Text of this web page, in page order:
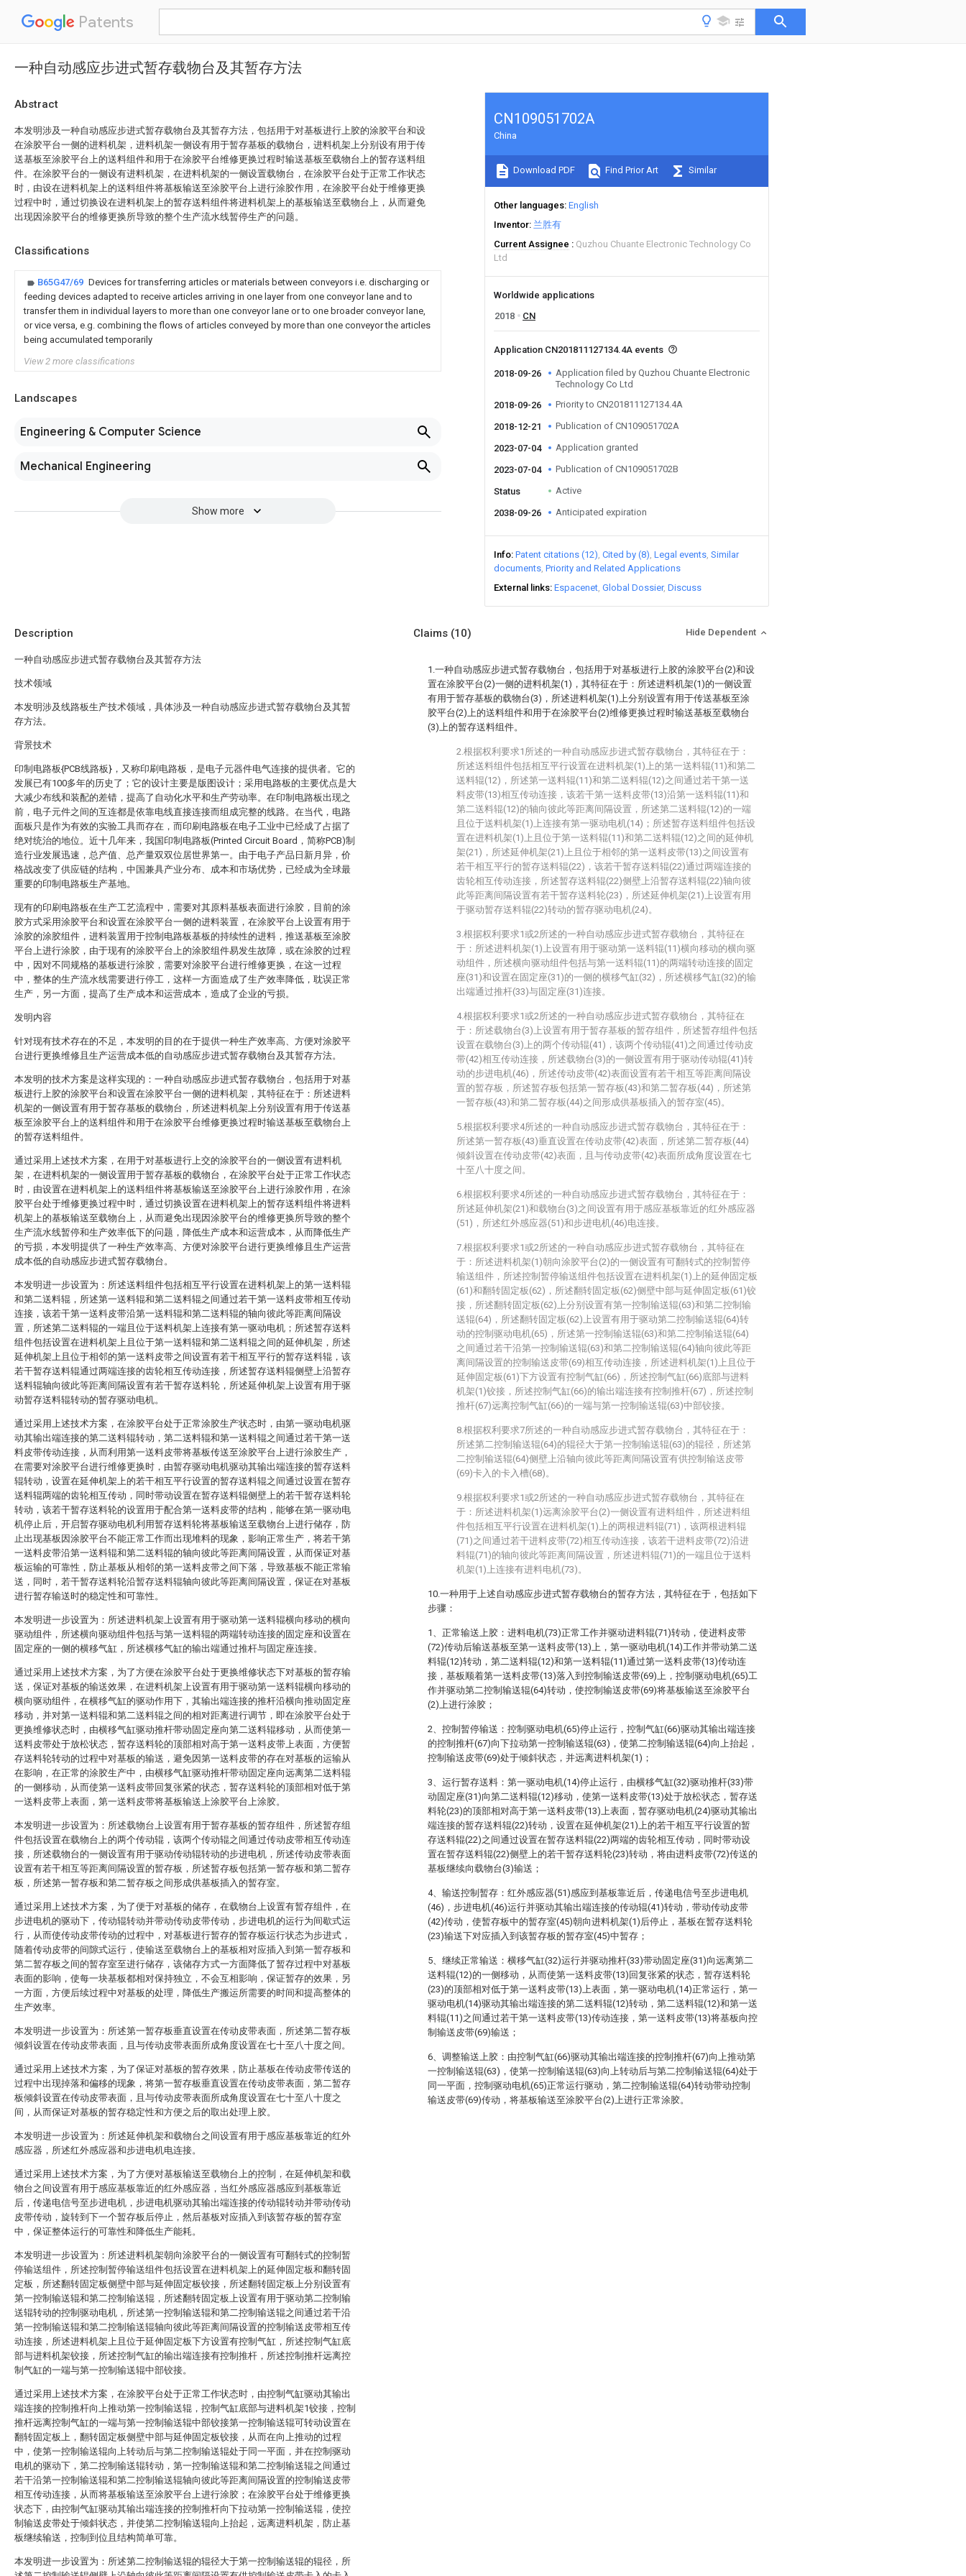
Patents
一种自动感应步进式暂存载物台及其暂存方法
Abstract
本发明涉及一种自动感应步进式暂存载物台及其暂存方法，包括用于对基板进行上胶的涂胶平台和设
在涂胶平台一侧的进料机架，进料机架一侧设有用于暂存基板的载物台，进料机架上分别设有用于传
送基板至涂胶平台上的送料组件和用于在涂胶平台维修更换过程时输送基板至载物台上的暂存送料组
件。在涂胶平台的一侧设有进料机架，在进料机架的一侧设置载物台，在涂胶平台处于正常工作状态
时，由设在进料机架上的送料组件将基板输送至涂胶平台上进行涂胶作用，在涂胶平台处于维修更换
过程中时，通过切换设在进料机架上的暂存送料组件将进料机架上的基板输送至载物台上，从而避免
出现因涂胶平台的维修更换所导致的整个生产流水线暂停生产的问题。
Classifications
B65G47/69 Devices for transferring articles or materials between conveyors i.e. discharging or
feeding devices adapted to receive articles arriving in one layer from one conveyor lane and to
transfer them in individual layers to more than one conveyor lane or to one broader conveyor lane,
or vice versa, e.g. combining the flows of articles conveyed by more than one conveyor the articles
being accumulated temporarily
View 2 more classifications
Landscapes
Engineering & Computer Science
Mechanical Engineering
Show more
CN109051702A
China
Download PDF Find Prior Art Similar
Other languages English
Inventor 兰胜有
Current Assignee
Quzhou Chuante Electronic Technology Co
Ltd
Worldwide applications
2018
CN
Application CN201811127134.4A events
2018-09-26
Application filed by Quzhou Chuante Electronic
Technology Co Ltd
2018-09-26
Priority to CN201811127134.4A
2018-12-21 Publication of CN109051702A
2023-07-04 Application granted
2023-07-04 Publication of CN109051702B
Status Active
2038-09-26 Anticipated expiration
Info Patent citations (12) Cited by (8) Legal events Similar
documents Priority and Related Applications
External links Espacenet Global Dossier Discuss
Description
一种自动感应步进式暂存载物台及其暂存方法
技术领域
本发明涉及线路板生产技术领域，具体涉及一种自动感应步进式暂存载物台及其暂
存方法。
背景技术
印制电路板{PCB线路板}，又称印刷电路板，是电子元器件电气连接的提供者。它的
发展已有100多年的历史了；它的设计主要是版图设计；采用电路板的主要优点是大
大减少布线和装配的差错，提高了自动化水平和生产劳动率。在印制电路板出现之
前，电子元件之间的互连都是依靠电线直接连接而组成完整的线路。在当代，电路
面板只是作为有效的实验工具而存在，而印刷电路板在电子工业中已经成了占据了
绝对统治的地位。近十几年来，我国印制电路板(Printed Circuit Board，简称PCB)制
造行业发展迅速，总产值、总产量双双位居世界第一。由于电子产品日新月异，价
格战改变了供应链的结构，中国兼具产业分布、成本和市场优势，已经成为全球最
重要的印制电路板生产基地。
现有的印刷电路板在生产工艺流程中，需要对其原料基板表面进行涂胶，目前的涂
胶方式采用涂胶平台和设置在涂胶平台一侧的进料装置，在涂胶平台上设置有用于
涂胶的涂胶组件，进料装置用于控制电路板基板的持续性的进料，推送基板至涂胶
平台上进行涂胶，由于现有的涂胶平台上的涂胶组件易发生故障，或在涂胶的过程
中，因对不同规格的基板进行涂胶，需要对涂胶平台进行维修更换，在这一过程
中，整体的生产流水线需要进行停工，这样一方面造成了生产效率降低，耽误正常
生产，另一方面，提高了生产成本和运营成本，造成了企业的亏损。
发明内容
针对现有技术存在的不足，本发明的目的在于提供一种生产效率高、方便对涂胶平
台进行更换维修且生产运营成本低的自动感应步进式暂存载物台及其暂存方法。
本发明的技术方案是这样实现的：一种自动感应步进式暂存载物台，包括用于对基
板进行上胶的涂胶平台和设置在涂胶平台一侧的进料机架，其特征在于：所述进料
机架的一侧设置有用于暂存基板的载物台，所述进料机架上分别设置有用于传送基
板至涂胶平台上的送料组件和用于在涂胶平台维修更换过程时输送基板至载物台上
的暂存送料组件。
通过采用上述技术方案，在用于对基板进行上交的涂胶平台的一侧设置有进料机
架，在进料机架的一侧设置用于暂存基板的载物台，在涂胶平台处于正常工作状态
时，由设置在进料机架上的送料组件将基板输送至涂胶平台上进行涂胶作用，在涂
胶平台处于维修更换过程中时，通过切换设置在进料机架上的暂存送料组件将进料
机架上的基板输送至载物台上，从而避免出现因涂胶平台的维修更换所导致的整个
生产流水线暂停和生产效率低下的问题，降低生产成本和运营成本，从而降低生产
的亏损，本发明提供了一种生产效率高、方便对涂胶平台进行更换维修且生产运营
成本低的自动感应步进式暂存载物台。
本发明进一步设置为：所述送料组件包括相互平行设置在进料机架上的第一送料辊
和第二送料辊，所述第一送料辊和第二送料辊之间通过若干第一送料皮带相互传动
连接，该若干第一送料皮带沿第一送料辊和第二送料辊的轴向彼此等距离间隔设
置，所述第二送料辊的一端且位于送料机架上连接有第一驱动电机；所述暂存送料
组件包括设置在进料机架上且位于第一送料辊和第二送料辊之间的延伸机架，所述
延伸机架上且位于相邻的第一送料皮带之间设置有若干相互平行的暂存送料辊，该
若干暂存送料辊通过两端连接的齿轮相互传动连接，所述暂存送料辊侧壁上沿暂存
送料辊轴向彼此等距离间隔设置有若干暂存送料轮，所述延伸机架上设置有用于驱
动暂存送料辊转动的暂存驱动电机。
通过采用上述技术方案，在涂胶平台处于正常涂胶生产状态时，由第一驱动电机驱
动其输出端连接的第二送料辊转动，第二送料辊和第一送料辊之间通过若干第一送
料皮带传动连接，从而利用第一送料皮带将基板传送至涂胶平台上进行涂胶生产，
在需要对涂胶平台进行维修更换时，由暂存驱动电机驱动其输出端连接的暂存送料
辊转动，设置在延伸机架上的若干相互平行设置的暂存送料辊之间通过设置在暂存
送料辊两端的齿轮相互传动，同时带动设置在暂存送料辊侧壁上的若干暂存送料轮
转动，该若干暂存送料轮的设置用于配合第一送料皮带的结构，能够在第一驱动电
机停止后，开启暂存驱动电机利用暂存送料轮将基板输送至载物台上进行储存，防
止出现基板因涂胶平台不能正常工作而出现堆料的现象，影响正常生产，将若干第
一送料皮带沿第一送料辊和第二送料辊的轴向彼此等距离间隔设置，从而保证对基
板运输的可靠性，防止基板从相邻的第一送料皮带之间下落，导致基板不能正常输
送，同时，若干暂存送料轮沿暂存送料辊轴向彼此等距离间隔设置，保证在对基板
进行暂存输送时的稳定性和可靠性。
本发明进一步设置为：所述进料机架上设置有用于驱动第一送料辊横向移动的横向
驱动组件，所述横向驱动组件包括与第一送料辊的两端转动连接的固定座和设置在
固定座的一侧的横移气缸，所述横移气缸的输出端通过推杆与固定座连接。
通过采用上述技术方案，为了方便在涂胶平台处于更换维修状态下对基板的暂存输
送，保证对基板的输送效果，在进料机架上设置有用于驱动第一送料辊横向移动的
横向驱动组件，在横移气缸的驱动作用下，其输出端连接的推杆沿横向推动固定座
移动，并对第一送料辊和第二送料辊之间的相对距离进行调节，即在涂胶平台处于
更换维修状态时，由横移气缸驱动推杆带动固定座向第二送料辊移动，从而使第一
送料皮带处于放松状态，暂存送料轮的顶部相对高于第一送料皮带上表面，方便暂
存送料轮转动的过程中对基板的输送，避免因第一送料皮带的存在对基板的运输从
在影响，在正常的涂胶生产中，由横移气缸驱动推杆带动固定座向远离第二送料辊
的一侧移动，从而使第一送料皮带回复张紧的状态，暂存送料轮的顶部相对低于第
一送料皮带上表面，第一送料皮带将基板输送上涂胶平台上涂胶。
本发明进一步设置为：所述载物台上设置有用于暂存基板的暂存组件，所述暂存组
件包括设置在载物台上的两个传动辊，该两个传动辊之间通过传动皮带相互传动连
接，所述载物台的一侧设置有用于驱动传动辊转动的步进电机，所述传动皮带表面
设置有若干相互等距离间隔设置的暂存板，所述暂存板包括第一暂存板和第二暂存
板，所述第一暂存板和第二暂存板之间形成供基板插入的暂存室。
通过采用上述技术方案，为了便于对基板的储存，在载物台上设置有暂存组件，在
步进电机的驱动下，传动辊转动并带动传动皮带传动，步进电机的运行为间歇式运
行，从而使传动皮带传动的过程中，对基板进行暂存的暂存板运行状态为步进式，
随着传动皮带的间隙式运行，使输送至载物台上的基板相对应插入到第一暂存板和
第二暂存板之间的暂存室至进行储存，该储存方式一方面降低了暂存过程中对基板
表面的影响，使每一块基板都相对保持独立，不会互相影响，保证暂存的效果，另
一方面，方便后续过程中对基板的处理，降低生产搬运所需要的时间和提高整体的
生产效率。
本发明进一步设置为：所述第一暂存板垂直设置在传动皮带表面，所述第二暂存板
倾斜设置在传动皮带表面，且与传动皮带表面所成角度设置在七十至八十度之间。
通过采用上述技术方案，为了保证对基板的暂存效果，防止基板在传动皮带传送的
过程中出现掉落和偏移的现象，将第一暂存板垂直设置在传动皮带表面，第二暂存
板倾斜设置在传动皮带表面，且与传动皮带表面所成角度设置在七十至八十度之
间，从而保证对基板的暂存稳定性和方便之后的取出处理上胶。
本发明进一步设置为：所述延伸机架和载物台之间设置有用于感应基板靠近的红外
感应器，所述红外感应器和步进电机电连接。
通过采用上述技术方案，为了方便对基板输送至载物台上的控制，在延伸机架和载
物台之间设置有用于感应基板靠近的红外感应器，当红外感应器感应到基板靠近
后，传递电信号至步进电机，步进电机驱动其输出端连接的传动辊转动并带动传动
皮带传动，旋转到下一个暂存板后停止，然后基板对应插入到该暂存板的暂存室
中，保证整体运行的可靠性和降低生产能耗。
本发明进一步设置为：所述进料机架朝向涂胶平台的一侧设置有可翻转式的控制暂
停输送组件，所述控制暂停输送组件包括设置在进料机架上的延伸固定板和翻转固
定板，所述翻转固定板侧壁中部与延伸固定板铰接，所述翻转固定板上分别设置有
第一控制输送辊和第二控制输送辊，所述翻转固定板上设置有用于驱动第二控制输
送辊转动的控制驱动电机，所述第一控制输送辊和第二控制输送辊之间通过若干沿
第一控制输送辊和第二控制输送辊轴向彼此等距离间隔设置的控制输送皮带相互传
动连接，所述进料机架上且位于延伸固定板下方设置有控制气缸，所述控制气缸底
部与进料机架铰接，所述控制气缸的输出端连接有控制推杆，所述控制推杆远离控
制气缸的一端与第一控制输送辊中部铰接。
通过采用上述技术方案，在涂胶平台处于正常工作状态时，由控制气缸驱动其输出
端连接的控制推杆向上推动第一控制输送辊，控制气缸底部与进料机架1铰接，控制
推杆远离控制气缸的一端与第一控制输送辊中部铰接第一控制输送辊可转动设置在
翻转固定板上，翻转固定板侧壁中部与延伸固定板铰接，从而在向上推动的过程
中，使第一控制输送辊向上转动后与第二控制输送辊处于同一平面，并在控制驱动
电机的驱动下，第二控制输送辊转动，第一控制输送辊和第二控制输送辊之间通过
若干沿第一控制输送辊和第二控制输送辊轴向彼此等距离间隔设置的控制输送皮带
相互传动连接，从而将基板输送至涂胶平台上进行涂胶；在涂胶平台处于维修更换
状态下，由控制气缸驱动其输出端连接的控制推杆向下拉动第一控制输送辊，使控
制输送皮带处于倾斜状态，并使第二控制输送辊向上抬起，远离进料机架，防止基
板继续输送，控制到位且结构简单可靠。
本发明进一步设置为：所述第二控制输送辊的辊径大于第一控制输送辊的辊径，所
Claims (10) Hide Dependent
1.一种自动感应步进式暂存载物台，包括用于对基板进行上胶的涂胶平台(2)和设
置在涂胶平台(2)一侧的进料机架(1)，其特征在于：所述进料机架(1)的一侧设置
有用于暂存基板的载物台(3)，所述进料机架(1)上分别设置有用于传送基板至涂
胶平台(2)上的送料组件和用于在涂胶平台(2)维修更换过程时输送基板至载物台
(3)上的暂存送料组件。
2.根据权利要求1所述的一种自动感应步进式暂存载物台，其特征在于：
所述送料组件包括相互平行设置在进料机架(1)上的第一送料辊(11)和第二
送料辊(12)，所述第一送料辊(11)和第二送料辊(12)之间通过若干第一送
料皮带(13)相互传动连接，该若干第一送料皮带(13)沿第一送料辊(11)和
第二送料辊(12)的轴向彼此等距离间隔设置，所述第二送料辊(12)的一端
且位于送料机架(1)上连接有第一驱动电机(14)；所述暂存送料组件包括设
置在进料机架(1)上且位于第一送料辊(11)和第二送料辊(12)之间的延伸机
架(21)，所述延伸机架(21)上且位于相邻的第一送料皮带(13)之间设置有
若干相互平行的暂存送料辊(22)，该若干暂存送料辊(22)通过两端连接的
齿轮相互传动连接，所述暂存送料辊(22)侧壁上沿暂存送料辊(22)轴向彼
此等距离间隔设置有若干暂存送料轮(23)，所述延伸机架(21)上设置有用
于驱动暂存送料辊(22)转动的暂存驱动电机(24)。
3.根据权利要求1或2所述的一种自动感应步进式暂存载物台，其特征在
于：所述进料机架(1)上设置有用于驱动第一送料辊(11)横向移动的横向驱
动组件，所述横向驱动组件包括与第一送料辊(11)的两端转动连接的固定
座(31)和设置在固定座(31)的一侧的横移气缸(32)，所述横移气缸(32)的输
出端通过推杆(33)与固定座(31)连接。
4.根据权利要求1或2所述的一种自动感应步进式暂存载物台，其特征在
于：所述载物台(3)上设置有用于暂存基板的暂存组件，所述暂存组件包括
设置在载物台(3)上的两个传动辊(41)，该两个传动辊(41)之间通过传动皮
带(42)相互传动连接，所述载物台(3)的一侧设置有用于驱动传动辊(41)转
动的步进电机(46)，所述传动皮带(42)表面设置有若干相互等距离间隔设
置的暂存板，所述暂存板包括第一暂存板(43)和第二暂存板(44)，所述第
一暂存板(43)和第二暂存板(44)之间形成供基板插入的暂存室(45)。
5.根据权利要求4所述的一种自动感应步进式暂存载物台，其特征在于：
所述第一暂存板(43)垂直设置在传动皮带(42)表面，所述第二暂存板(44)
倾斜设置在传动皮带(42)表面，且与传动皮带(42)表面所成角度设置在七
十至八十度之间。
6.根据权利要求4所述的一种自动感应步进式暂存载物台，其特征在于：
所述延伸机架(21)和载物台(3)之间设置有用于感应基板靠近的红外感应器
(51)，所述红外感应器(51)和步进电机(46)电连接。
7.根据权利要求1或2所述的一种自动感应步进式暂存载物台，其特征在
于：所述进料机架(1)朝向涂胶平台(2)的一侧设置有可翻转式的控制暂停
输送组件，所述控制暂停输送组件包括设置在进料机架(1)上的延伸固定板
(61)和翻转固定板(62)，所述翻转固定板(62)侧壁中部与延伸固定板(61)铰
接，所述翻转固定板(62)上分别设置有第一控制输送辊(63)和第二控制输
送辊(64)，所述翻转固定板(62)上设置有用于驱动第二控制输送辊(64)转
动的控制驱动电机(65)，所述第一控制输送辊(63)和第二控制输送辊(64)
之间通过若干沿第一控制输送辊(63)和第二控制输送辊(64)轴向彼此等距
离间隔设置的控制输送皮带(69)相互传动连接，所述进料机架(1)上且位于
延伸固定板(61)下方设置有控制气缸(66)，所述控制气缸(66)底部与进料
机架(1)铰接，所述控制气缸(66)的输出端连接有控制推杆(67)，所述控制
推杆(67)远离控制气缸(66)的一端与第一控制输送辊(63)中部铰接。
8.根据权利要求7所述的一种自动感应步进式暂存载物台，其特征在于：
所述第二控制输送辊(64)的辊径大于第一控制输送辊(63)的辊径，所述第
二控制输送辊(64)侧壁上沿轴向彼此等距离间隔设置有供控制输送皮带
(69)卡入的卡入槽(68)。
9.根据权利要求1或2所述的一种自动感应步进式暂存载物台，其特征在
于：所述进料机架(1)远离涂胶平台(2)一侧设置有进料组件，所述进料组
件包括相互平行设置在进料机架(1)上的两根进料辊(71)，该两根进料辊
(71)之间通过若干进料皮带(72)相互传动连接，该若干进料皮带(72)沿进
料辊(71)的轴向彼此等距离间隔设置，所述进料辊(71)的一端且位于送料
机架(1)上连接有进料电机(73)。
10.一种用于上述自动感应步进式暂存载物台的暂存方法，其特征在于，包括如下
步骤：
1、正常输送上胶：进料电机(73)正常工作并驱动进料辊(71)转动，使进料皮带
(72)传动后输送基板至第一送料皮带(13)上，第一驱动电机(14)工作并带动第二送
料辊(12)转动，第二送料辊(12)和第一送料辊(11)通过第一送料皮带(13)传动连
接，基板顺着第一送料皮带(13)落入到控制输送皮带(69)上，控制驱动电机(65)工
作并驱动第二控制输送辊(64)转动，使控制输送皮带(69)将基板输送至涂胶平台
(2)上进行涂胶；
2、控制暂停输送：控制驱动电机(65)停止运行，控制气缸(66)驱动其输出端连接
的控制推杆(67)向下拉动第一控制输送辊(63)，使第二控制输送辊(64)向上抬起，
控制输送皮带(69)处于倾斜状态，并远离进料机架(1)；
3、运行暂存送料：第一驱动电机(14)停止运行，由横移气缸(32)驱动推杆(33)带
动固定座(31)向第二送料辊(12)移动，使第一送料皮带(13)处于放松状态，暂存送
料轮(23)的顶部相对高于第一送料皮带(13)上表面，暂存驱动电机(24)驱动其输出
端连接的暂存送料辊(22)转动，设置在延伸机架(21)上的若干相互平行设置的暂
存送料辊(22)之间通过设置在暂存送料辊(22)两端的齿轮相互传动，同时带动设
置在暂存送料辊(22)侧壁上的若干暂存送料轮(23)转动，将由进料皮带(72)传送的
基板继续向载物台(3)输送；
4、输送控制暂存：红外感应器(51)感应到基板靠近后，传递电信号至步进电机
(46)，步进电机(46)运行并驱动其输出端连接的传动辊(41)转动，带动传动皮带
(42)传动，使暂存板中的暂存室(45)朝向进料机架(1)后停止，基板在暂存送料轮
(23)输送下对应插入到该暂存板的暂存室(45)中暂存；
5、继续正常输送：横移气缸(32)运行并驱动推杆(33)带动固定座(31)向远离第二
送料辊(12)的一侧移动，从而使第一送料皮带(13)回复张紧的状态，暂存送料轮
(23)的顶部相对低于第一送料皮带(13)上表面，第一驱动电机(14)正常运行，第一
驱动电机(14)驱动其输出端连接的第二送料辊(12)转动，第二送料辊(12)和第一送
料辊(11)之间通过若干第一送料皮带(13)传动连接，第一送料皮带(13)将基板向控
制输送皮带(69)输送；
6、调整输送上胶：由控制气缸(66)驱动其输出端连接的控制推杆(67)向上推动第
一控制输送辊(63)，使第一控制输送辊(63)向上转动后与第二控制输送辊(64)处于
同一平面，控制驱动电机(65)正常运行驱动，第二控制输送辊(64)转动带动控制
输送皮带(69)传动，将基板输送至涂胶平台(2)上进行正常涂胶。